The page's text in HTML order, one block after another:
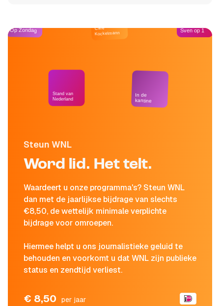
Steun WNL
Word lid. Het telt.
Waardeert u onze programma's? Steun WNL
dan met de jaarlijkse bijdrage van slechts
€8,50, de wettelijk minimale verplichte
bijdrage voor omroepen.
Hiermee helpt u ons journalistieke geluid te
behouden en voorkomt u dat WNL zijn publieke
status en zendtijd verliest.
€ 8,50 per jaar
Op Zondag
Stand van
Nederland
Café
Kockelmann
In de
kantine
Sven op 1